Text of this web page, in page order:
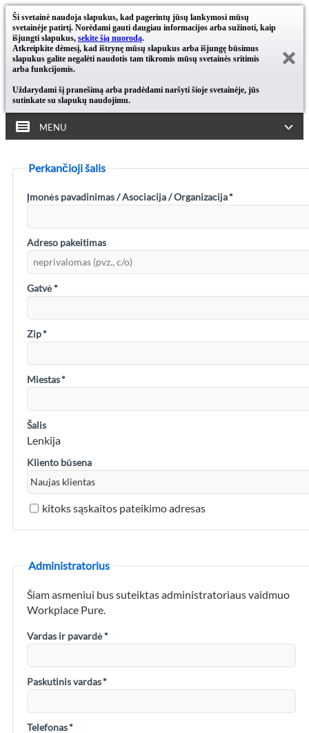
Ši svetainė naudoja slapukus, kad pagerintų jūsų lankymosi mūsų
svetainėje patirtį. Norėdami gauti daugiau informacijos arba sužinoti, kaip
išjungti slapukus, sekite šią nuorodą.
Atkreipkite dėmesį, kad ištrynę mūsų slapukus arba išjungę būsimus
slapukus galite negalėti naudotis tam tikromis mūsų svetainės sritimis
arba funkcijomis.
Uždarydami šį pranešimą arba pradėdami naršyti šioje svetainėje, jūs
sutinkate su slapukų naudojimu.
MENU
Perkančioji šalis
Įmonės pavadinimas / Asociacija / Organizacija*
Adreso pakeitimas
Gatvė*
Zip*
Miestas*
Šalis
Lenkija
Kliento būsena
kitoks sąskaitos pateikimo adresas
Administratorius
Šiam asmeniui bus suteiktas administratoriaus vaidmuo
Workplace Pure.
Vardas ir pavardė*
Paskutinis vardas*
Telefonas*